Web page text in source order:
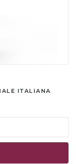
ITALIANA